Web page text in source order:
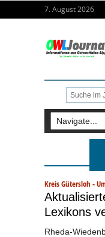
7. August 2026
Kreis Gütersloh -
Lexikons
Rheda-